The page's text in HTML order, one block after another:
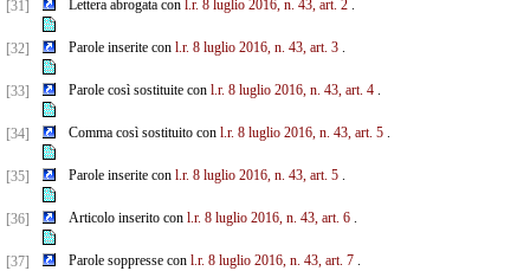
[31] Lettera abrogata con l.r. 8 luglio 2016, n. 43, art. 2.
[32] Parole inserite con l.r. 8 luglio 2016, n. 43, art. 3.
[33] Parole così sostituite con l.r. 8 luglio 2016, n. 43, art. 4.
[34] Comma così sostituito con l.r. 8 luglio 2016, n. 43, art. 5.
[35] Parole inserite con l.r. 8 luglio 2016, n. 43, art. 5.
[36] Articolo inserito con l.r. 8 luglio 2016, n. 43, art. 6.
[37] Parole soppresse con l.r. 8 luglio 2016, n. 43, art. 7.